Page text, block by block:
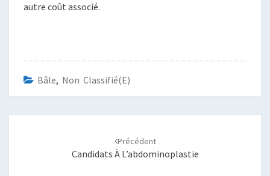
autre coût associé.
Bâle, Non Classifié(e)
Précédent
Candidats À L’abdominoplastie